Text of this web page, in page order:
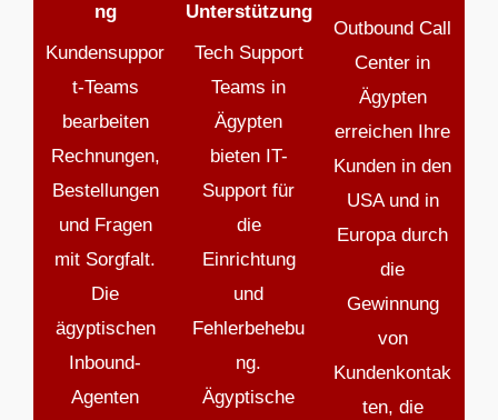
ng
Kundensuppor
t-Teams
bearbeiten
Rechnungen,
Bestellungen
und Fragen
mit Sorgfalt.
Die
ägyptischen
Inbound-
Agenten
Unterstützung
Tech Support
Teams in
Ägypten
bieten IT-
Support für
die
Einrichtung
und
Fehlerbehebu
ng.
Ägyptische
Outbound Call
Center in
Ägypten
erreichen Ihre
Kunden in den
USA und in
Europa durch
die
Gewinnung
von
Kundenkontak
ten, die